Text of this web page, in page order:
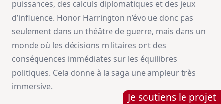
Je soutiens le projet
puissances, des calculs diplomatiques et des jeux
d’influence. Honor Harrington n’évolue donc pas
seulement dans un théâtre de guerre, mais dans un
monde où les décisions militaires ont des
conséquences immédiates sur les équilibres
politiques. Cela donne à la saga une ampleur très
immersive.